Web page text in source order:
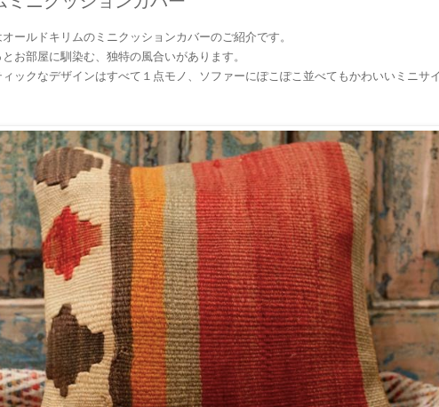
ールドキリムのミニクッションカバーのご紹介です。
お部屋に馴染む、独特の風合いがあります。
ックなデザインはすべて１点モノ、ソファーにぽこぽこ並べてもかわいいミニサイ